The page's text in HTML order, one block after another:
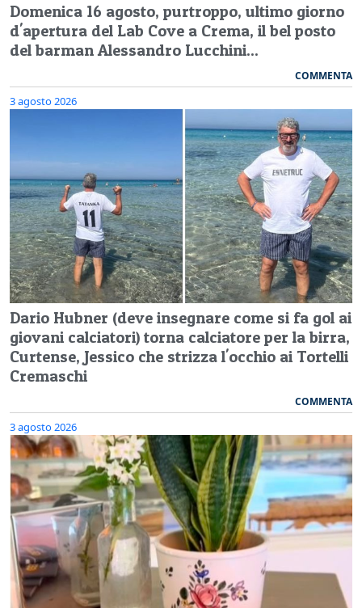
Domenica 16 agosto, purtroppo, ultimo giorno
d'apertura del Lab Cove a Crema, il bel posto
del barman Alessandro Lucchini...
COMMENTA
3 agosto 2026
Dario Hubner (deve insegnare come si fa gol ai
giovani calciatori) torna calciatore per la birra,
Curtense, Jessico che strizza l'occhio ai Tortelli
Cremaschi
COMMENTA
3 agosto 2026